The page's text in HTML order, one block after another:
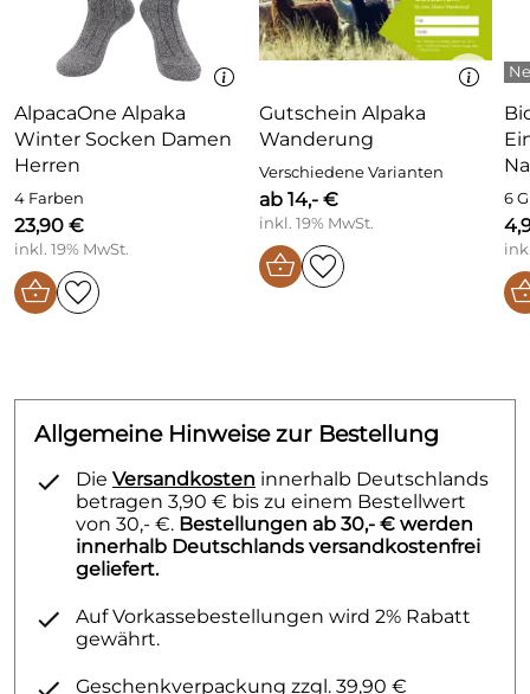
Liegeposition getrocknet werden. Bleichen schadet
dem Produkt. Das Produkt nicht im Tumbler
trocknen.
Lieferumfang:Ein Paar Alpaka Trekking Socken
AlpacaOne Alpaka
Winter Socken Damen
Herren
4 Farben
23,90 €
inkl. 19% MwSt.
Gutschein Alpaka
Wanderung
Verschiedene Varianten
ab 14,- €
inkl. 19% MwSt.
6
Allgemeine Hinweise zur Bestellung
Die Versandkosten innerhalb Deutschlands
betragen 3,90 € bis zu einem Bestellwert
von 30,- €. Bestellungen ab 30,- € werden
innerhalb Deutschlands versandkostenfrei
geliefert.
Auf Vorkassebestellungen wird 2% Rabatt
gewährt.
Geschenkverpackung zzgl. 39,90 €